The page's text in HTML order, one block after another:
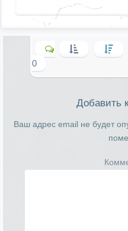
0
Добавить
Ваш адрес email не будет